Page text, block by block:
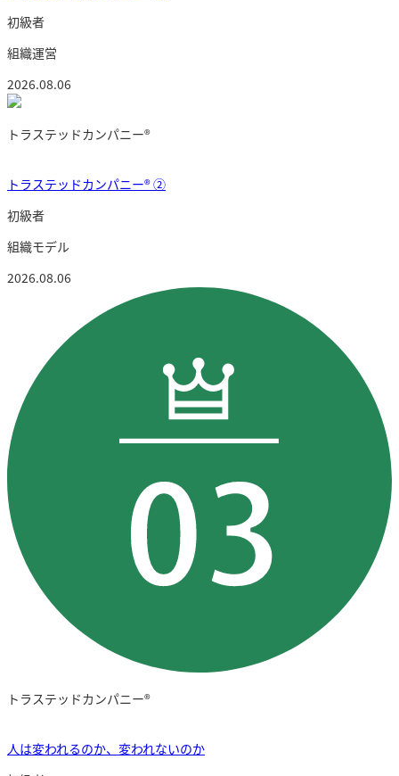
初級者
組織運営
2026.08.06
トラステッドカンパニー®︎
トラステッドカンパニー®︎ ②
初級者
組織モデル
2026.08.06
トラステッドカンパニー®︎
人は変われるのか、変われないのか